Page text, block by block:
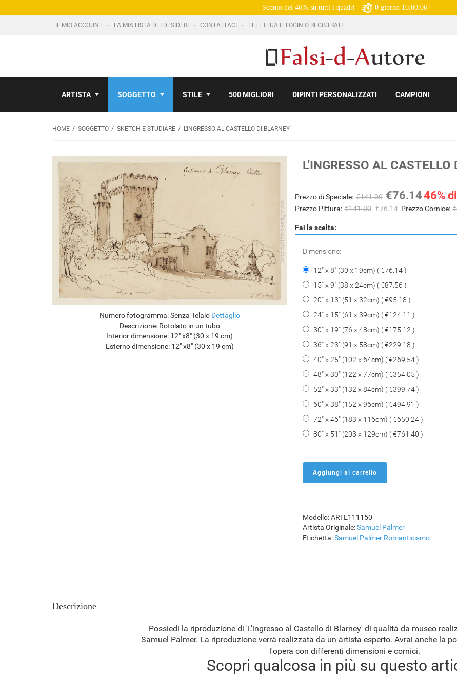
Sconto del 46% su tutti i quadri 0 giorno 16:00:05
IL MIO ACCOUNT LA MIA LISTA DEI DESIDERI CONTATTACI EFFETTUA IL LOGIN O REGISTRATI
ARTISTA SOGGETTO STILE 500 MIGLIORI DIPINTI PERSONALIZZATI CAMPIONI
HOME SOGGETTO SKETCH E STUDIARE L'INGRESSO AL CASTELLO DI BLARNEY
Numero fotogramma: Senza Telaio Dettaglio
Descrizione: Rotolato in un tubo
Interior dimensione: 12" x8" (30 x 19 cm)
Esterno dimensione: 12" x8" (30 x 19 cm)
L'INGRESSO AL CASTELLO
Prezzo di Speciale: €141.00 €76.1446%
Prezzo Pittura: €141.00 €76.14 Prezzo Cornice:
Fai la scelta:
Dimensione:
12" x 8" (30 x 19cm) ( €76.14 )
15" x 9" (38 x 24cm) ( €87.56 )
20" x 13" (51 x 32cm) ( €95.18 )
24" x 15" (61 x 39cm) ( €124.11 )
30" x 19" (76 x 48cm) ( €175.12 )
36" x 23" (91 x 58cm) ( €229.18 )
40" x 25" (102 x 64cm) ( €269.54 )
48" x 30" (122 x 77cm) ( €354.05 )
52" x 33" (132 x 84cm) ( €399.74 )
60" x 38" (152 x 96cm) ( €494.91 )
72" x 46" (183 x 116cm) ( €650.24 )
80" x 51" (203 x 129cm) ( €761.40 )
Modello: ARTE111150
Artista Originale:Samuel Palmer
Etichetta:Samuel Palmer Romanticismo
Descrizione
Possiedi la riproduzione di 'L'ingresso al Castello di Blarney' di qualità da museo
Samuel Palmer. La riproduzione verrà realizzata da un àrtista esperto. Avrai anche la
l'opera con differenti dimensioni e cornici.
Scopri qualcosa in più su questo